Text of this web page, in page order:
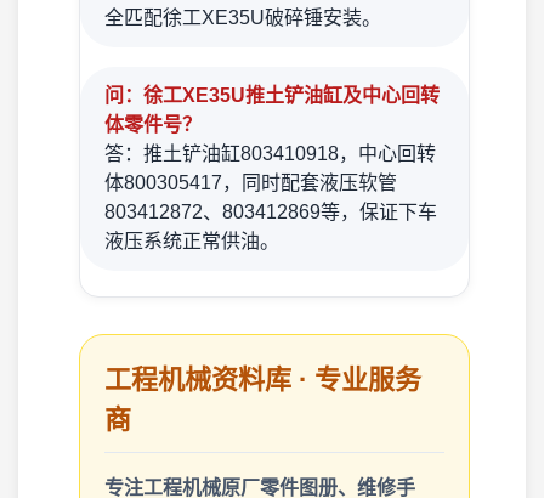
全匹配徐工XE35U破碎锤安装。
问：徐工XE35U推土铲油缸及中心回转
体零件号？
答：推土铲油缸803410918，中心回转
体800305417，同时配套液压软管
803412872、803412869等，保证下车
液压系统正常供油。
工程机械资料库 · 专业服务
商
专注工程机械原厂零件图册、维修手